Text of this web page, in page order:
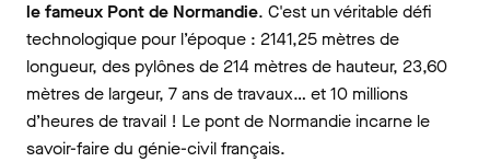
le fameux Pont de Normandie. C'est un véritable défi
technologique pour l’époque : 2141,25 mètres de
longueur, des pylônes de 214 mètres de hauteur, 23,60
mètres de largeur, 7 ans de travaux… et 10 millions
d’heures de travail ! Le pont de Normandie incarne le
savoir-faire du génie-civil français.